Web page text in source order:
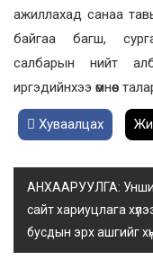
ажиллахад санаа
байгаа багш,
салбарын нийт
иргэдийнхээ өмнөөс
Хуваалцах
АНХААРУУЛГА:
сайт хариуцлага
бусдын эрх ашгийг